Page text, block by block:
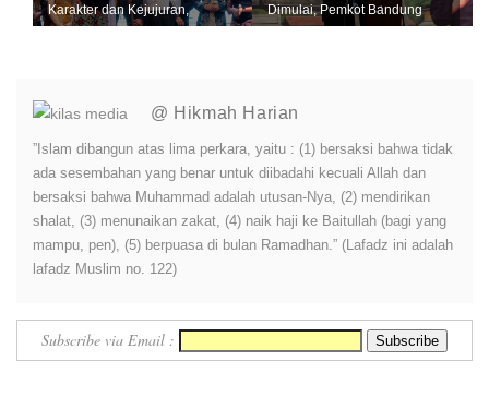
Karakter dan Kejujuran,
Jangan Jadi Tiruan Orang
Dimulai, Pemkot Bandung
Andalkan Data Akurat untuk
@ Hikmah Harian
”Islam dibangun atas lima perkara, yaitu : (1) bersaksi bahwa tidak
ada sesembahan yang benar untuk diibadahi kecuali Allah dan
bersaksi bahwa Muhammad adalah utusan-Nya, (2) mendirikan
shalat, (3) menunaikan zakat, (4) naik haji ke Baitullah (bagi yang
mampu, pen), (5) berpuasa di bulan Ramadhan.” (Lafadz ini adalah
lafadz Muslim no. 122)
Subscribe via Email :